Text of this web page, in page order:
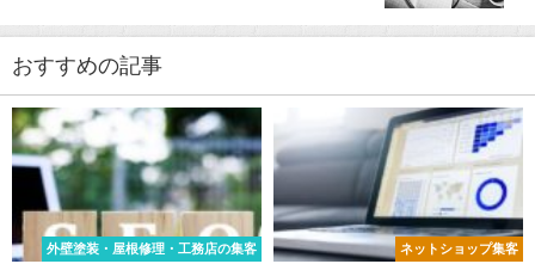
おすすめの記事
外壁塗装・屋根修理・工務店の集客 ネットショップ集客